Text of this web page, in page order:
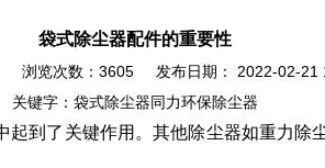
袋式除尘器配件的重要性
浏览次数：3605
发布日期： 2022-02-21
关键字： 袋式除尘器同力环保除尘器
到了关键作用。其他除尘器如重力